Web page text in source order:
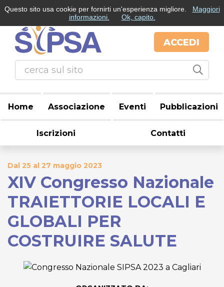
ACCEDI
Home Associazione Eventi Pubblicazioni
Iscrizioni Contatti
Dal 25 al 27 maggio 2023
XIV Congresso Nazionale
TRAIETTORIE LOCALI E
GLOBALI PER
COSTRUIRE SALUTE
Questo sito usa cookie per fornirti un'esperienza migliore.
Maggiori
informazioni.
Ok, capito.